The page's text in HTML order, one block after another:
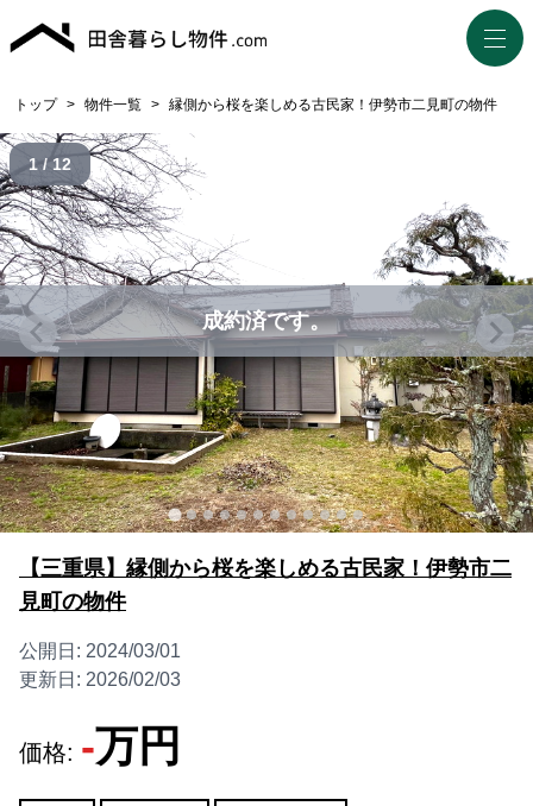
トップ > 物件一覧 > 縁側から桜を楽しめる古民家！伊勢市二見町の物件
成約済です。
1 / 12
【三重県】縁側から桜を楽しめる古民家！伊勢市二
見町の物件
公開日: 2024/03/01
更新日: 2026/02/03
価格: -万円